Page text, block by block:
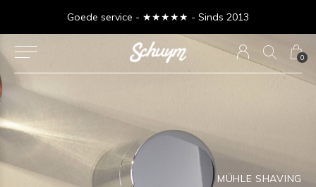
0
Goede service - ★★★★★ - Sinds 2013
MÜHLE SHAVING